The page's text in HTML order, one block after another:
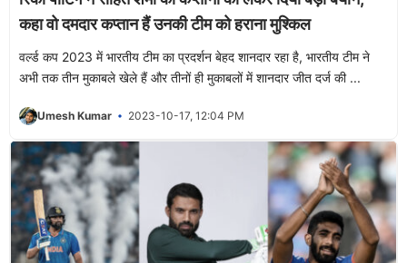
कहा वो दमदार कप्तान हैं उनकी टीम को हराना मुश्किल
वर्ल्ड कप 2023 में भारतीय टीम का प्रदर्शन बेहद शानदार रहा है, भारतीय टीम ने
अभी तक तीन मुकाबले खेले हैं और तीनों ही मुकाबलों में शानदार जीत दर्ज की ...
Umesh Kumar 2023-10-17, 12:04 PM